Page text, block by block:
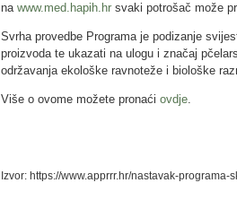
na www.med.hapih.hr svaki potrošač može
Svrha provedbe Programa je podizanje
proizvoda te ukazati na ulogu i značaj
održavanja ekološke ravnoteže i biološke
Više o ovome možete pronaći ovdje.
Izvor: https://www.apprrr.hr/nastavak-